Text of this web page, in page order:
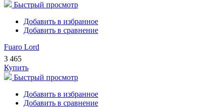
Быстрый просмотр
Добавить в избранное
Добавить в сравнение
Fuaro Lord
3 465
Купить
Быстрый просмотр
Добавить в избранное
Добавить в сравнение